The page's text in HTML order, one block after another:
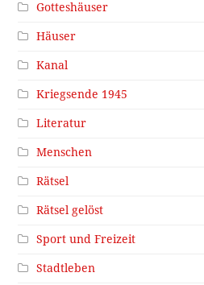
Gotteshäuser
Häuser
Kanal
Kriegsende 1945
Literatur
Menschen
Rätsel
Rätsel gelöst
Sport und Freizeit
Stadtleben